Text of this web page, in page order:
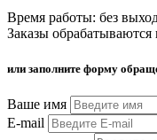
Время работы: без
Заказы обрабатываются
или заполните форму
Ваше имя
E-mail